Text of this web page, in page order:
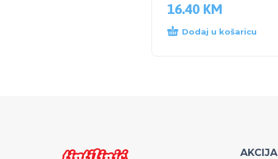
16.40 KM
Dodaj u košaricu
AKCIJA